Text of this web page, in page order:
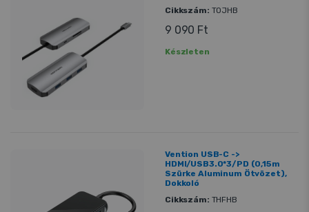
Cikkszám: TOJHB
9 090 Ft
Készleten
Vention USB-C ->
HDMI/USB3.0*3/PD (0,15m
Szürke Aluminum Ötvözet),
Dokkoló
Cikkszám: THFHB